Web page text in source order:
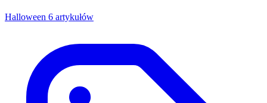
Halloween 6 artykułów